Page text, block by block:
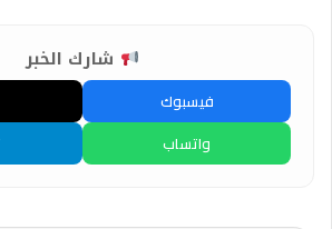
شارك الخبر
فيسبوك
واتساب